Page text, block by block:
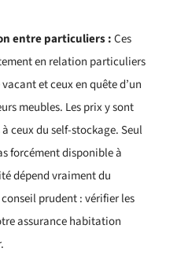
entre particuliers :Ces
en relation particuliers
et ceux en quête d’un
meubles. Les prix y sont
ceux du self-stockage. Seul
forcément disponible à
dépend vraiment du
prudent : vérifier les
assurance habitation